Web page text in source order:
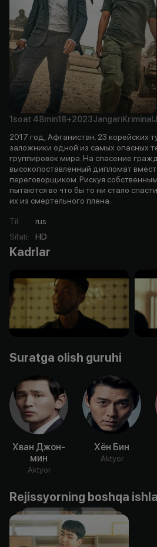
1soat 48min18+2023JangariKriminal
2017 год, Афганистан. 23 корейских
заложники одной из самых опасных
группировок мира. На спасение
высокопоставленный дипломат
переговорщиком. Рискуя
пытаются во что бы то ни стало
их из смертельного плена.
Til:
rus
Sifati: HD
Kadrlar
Suratga olish guruhi
Хван Джон-
мин
Aktyor
Хён Бин
Aktyor
Rejissyorning boshqa